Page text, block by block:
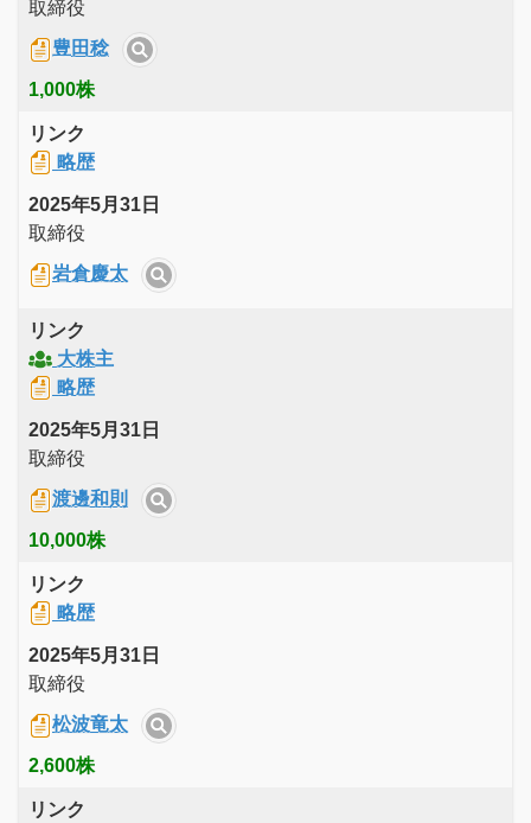
取締役
豊田稔
1,000株
リンク
略歴
2025年5月31日
取締役
岩倉慶太
リンク
大株主
略歴
2025年5月31日
取締役
渡邊和則
10,000株
リンク
略歴
2025年5月31日
取締役
松波竜太
2,600株
リンク